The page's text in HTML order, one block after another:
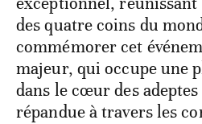
des quatre coins du
commémorer cet
majeur, qui occupe une
dans le cœur des
répandue à travers les